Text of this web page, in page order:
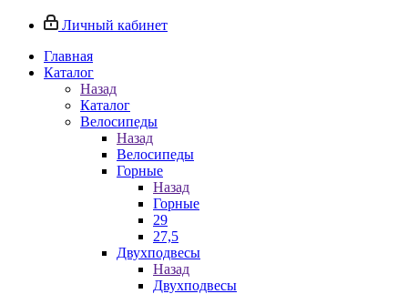
Личный кабинет
Главная
Каталог
Назад
Каталог
Велосипеды
Назад
Велосипеды
Горные
Назад
Горные
29
27,5
Двухподвесы
Назад
Двухподвесы